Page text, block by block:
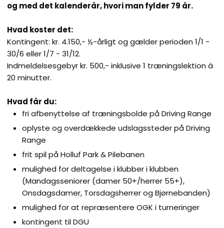
og med det kalenderår, hvori man fylder 79 år.
Hvad koster det:
Kontingent: kr. 4.150,- ½-årligt og gælder perioden 1/1 -
30/6 eller 1/7 - 31/12.
Indmeldelsesgebyr kr. 500,- inklusive 1 træningslektion á
20 minutter.
Hvad får du:
fri afbenyttelse af træningsbolde på Driving Range
oplyste og overdækkede udslagssteder på Driving
Range
frit spil på Holluf Park & Pilebanen
mulighed for deltagelse i klubber i klubben
(Mandagsseniorer (damer 50+/herrer 55+),
Onsdagsdamer, Torsdagsherrer og Bjørnebanden)
mulighed for at repræsentere OGK i turneringer
kontingent til DGU